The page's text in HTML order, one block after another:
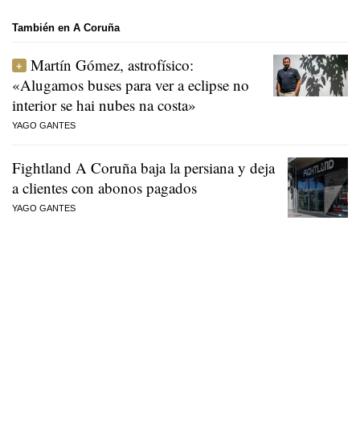
También en A Coruña
Martín Gómez, astrofísico:
«Alugamos buses para ver a eclipse no
interior se hai nubes na costa»
YAGO GANTES
Fightland A Coruña baja la persiana y deja
a clientes con abonos pagados
YAGO GANTES